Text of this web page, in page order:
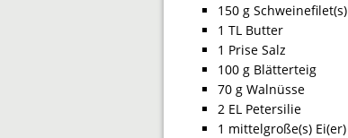
150 g Schweinefilet(s)
1 TL Butter
1 Prise Salz
100 g Blätterteig
70 g Walnüsse
2 EL Petersilie
1 mittelgroße(s) Ei(er)